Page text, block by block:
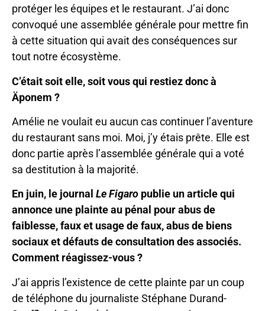
protéger les équipes et le restaurant. J’ai donc
convoqué une assemblée générale pour mettre fin
à cette situation qui avait des conséquences sur
tout notre écosystème.
C’était soit elle, soit vous qui restiez donc à
Äponem ?
Amélie ne voulait eu aucun cas continuer l’aventure
du restaurant sans moi. Moi, j’y étais prête. Elle est
donc partie après l’assemblée générale qui a voté
sa destitution à la majorité.
En juin, le journal Le Figaro publie un article qui
annonce une plainte au pénal pour abus de
faiblesse, faux et usage de faux, abus de biens
sociaux et défauts de consultation des associés.
Comment réagissez-vous ?
J’ai appris l’existence de cette plainte par un coup
de téléphone du journaliste Stéphane Durand-